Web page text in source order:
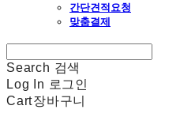
간단견적요청
맞춤결제
Search 검색
Log In 로그인
Cart장바구니